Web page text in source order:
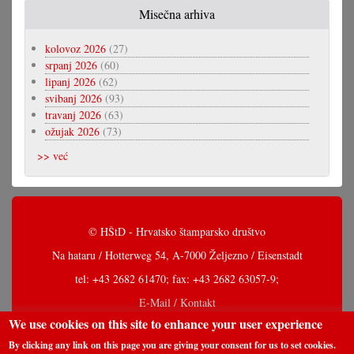
Misečna arhiva
kolovoz 2026 (27)
srpanj 2026 (60)
lipanj 2026 (62)
svibanj 2026 (93)
travanj 2026 (63)
ožujak 2026 (73)
>> već
© HŠtD - Hrvatsko štamparsko društvo
Na hataru / Hotterweg 54, A-7000 Željezno / Eisenstadt
tel: +43 2682 61470; fax: +43 2682 63057-9;
E-Mail / Kontakt
We use cookies on this site to enhance your user experience
By clicking any link on this page you are giving your consent for us to set cookies.